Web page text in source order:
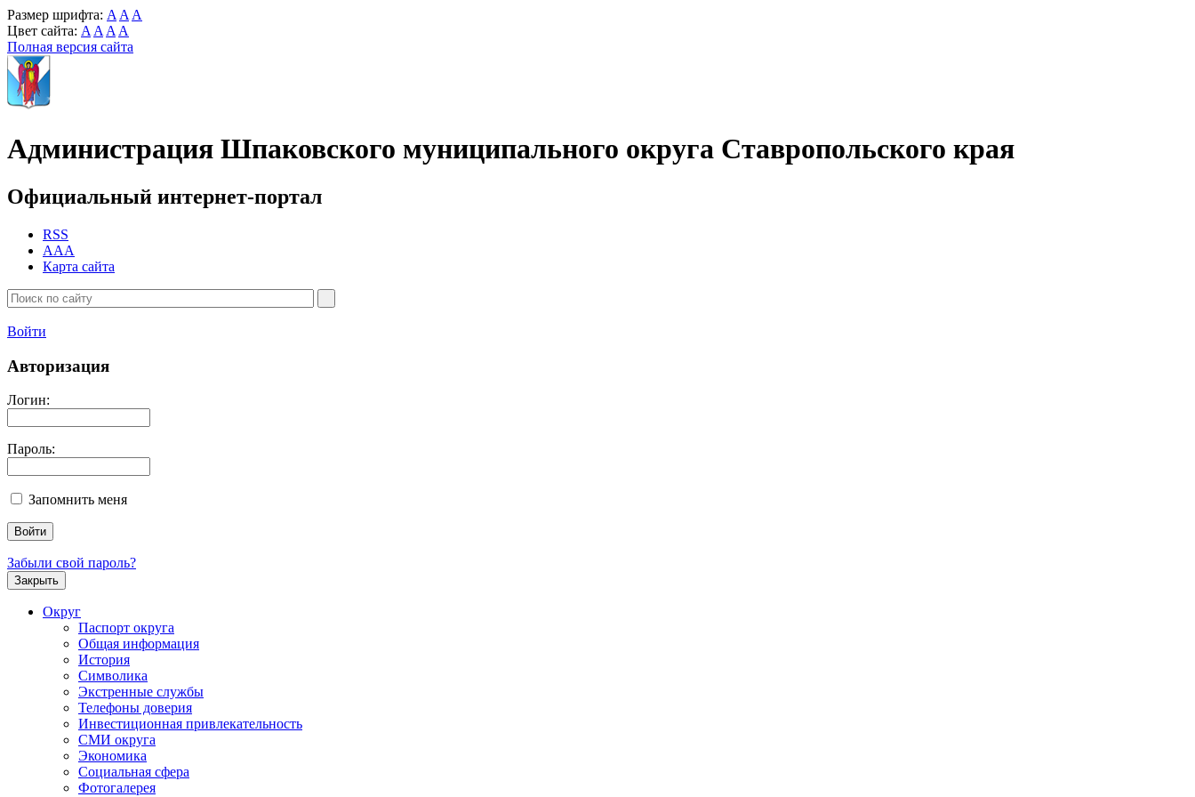
Размер шрифта: A A A
Цвет сайта: A A A A
Полная версия сайта
Администрация Шпаковского муниципального округа Ставропольского края
Официальный интернет-портал
RSS
AAA
Карта сайта
Войти
Авторизация
Логин:
Пароль:
Запомнить меня
Забыли свой пароль?
Закрыть
Округ
Паспорт округа
Общая информация
История
Символика
Экстренные службы
Телефоны доверия
Инвестиционная привлекательность
СМИ округа
Экономика
Социальная сфера
Фотогалерея